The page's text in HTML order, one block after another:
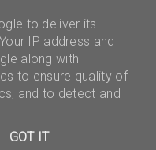
to deliver its
IP address and
along with
to ensure quality of
and to detect and
GOT IT